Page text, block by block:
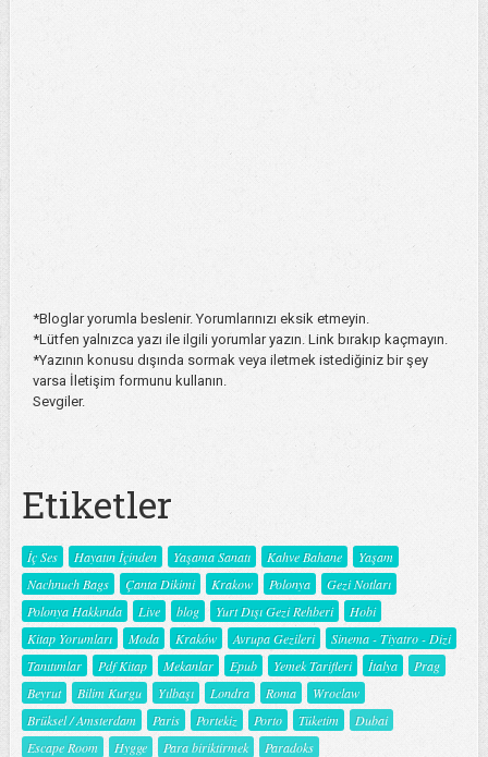
*Bloglar yorumla beslenir. Yorumlarınızı eksik etmeyin.
*Lütfen yalnızca yazı ile ilgili yorumlar yazın. Link bırakıp kaçmayın.
*Yazının konusu dışında sormak veya iletmek istediğiniz bir şey
varsa İletişim formunu kullanın.
Sevgiler.
Etiketler
İç Ses Hayatın İçinden Yaşama Sanatı Kahve Bahane
Yaşam
Nachnuch Bags
Çanta Dikimi Krakow Polonya
Gezi Notları
Polonya Hakkında
Live blog Yurt Dışı Gezi Rehberi
Hobi
Kitap Yorumları
Moda Kraków Avrupa Gezileri
Sinema - Tiyatro - Dizi
Tanıtımlar
Pdf Kitap Mekanlar Epub Yemek Tarifleri İtalya
Prag
Beyrut
Bilim Kurgu Yılbaşı Londra Roma
Wroclaw
Brüksel / Amsterdam
Paris Portekiz Porto Tüketim
Dubai
Escape Room
Hygge Para biriktirmek Paradoks